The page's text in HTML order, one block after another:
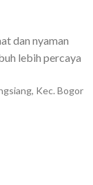
dan nyaman
lebih percaya
Kec. Bogor